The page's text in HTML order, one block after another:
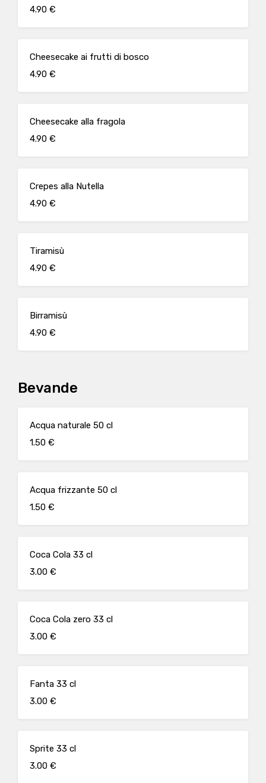
4.90 €
Cheesecake ai frutti di bosco
4.90 €
Cheesecake alla fragola
4.90 €
Crepes alla Nutella
4.90 €
Tiramisù
4.90 €
Birramisù
4.90 €
Bevande
Acqua naturale 50 cl
1.50 €
Acqua frizzante 50 cl
1.50 €
Coca Cola 33 cl
3.00 €
Coca Cola zero 33 cl
3.00 €
Fanta 33 cl
3.00 €
Sprite 33 cl
3.00 €